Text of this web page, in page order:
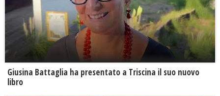
Giusina Battaglia ha presentato a Triscina il suo nuovo
libro